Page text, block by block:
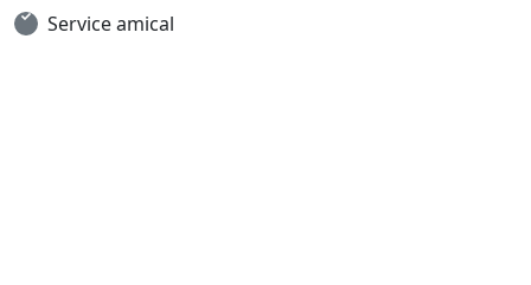
Service amical